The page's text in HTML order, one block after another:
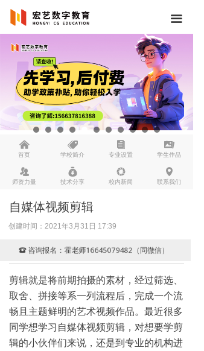
낀
首页
뀄
学校简介
뀴
专业设置
끡
学生作品
뀡
师资力量
낐
技术分享
넆
校内新闻
넹
联系我们
끀
自媒体视频剪辑
创建时间： 2021年3月31日 17:39
剪辑就是将前期拍摄的素材，经过筛选、
取舍、拼接等系一列流程后，完成一个流
畅且主题鲜明的艺术视频作品。最近很多
同学想学习自媒体视频剪辑，对想要学剪
辑的小伙伴们来说，还是到专业的机构进
뀰 咨询报名：霍老师16645079482（同微信）